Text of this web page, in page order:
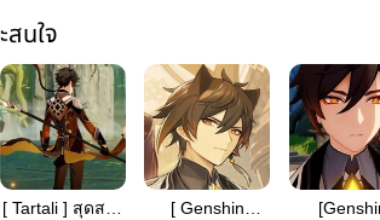
นใจ
[ Tartali ] สุดสวย
[ Genshin